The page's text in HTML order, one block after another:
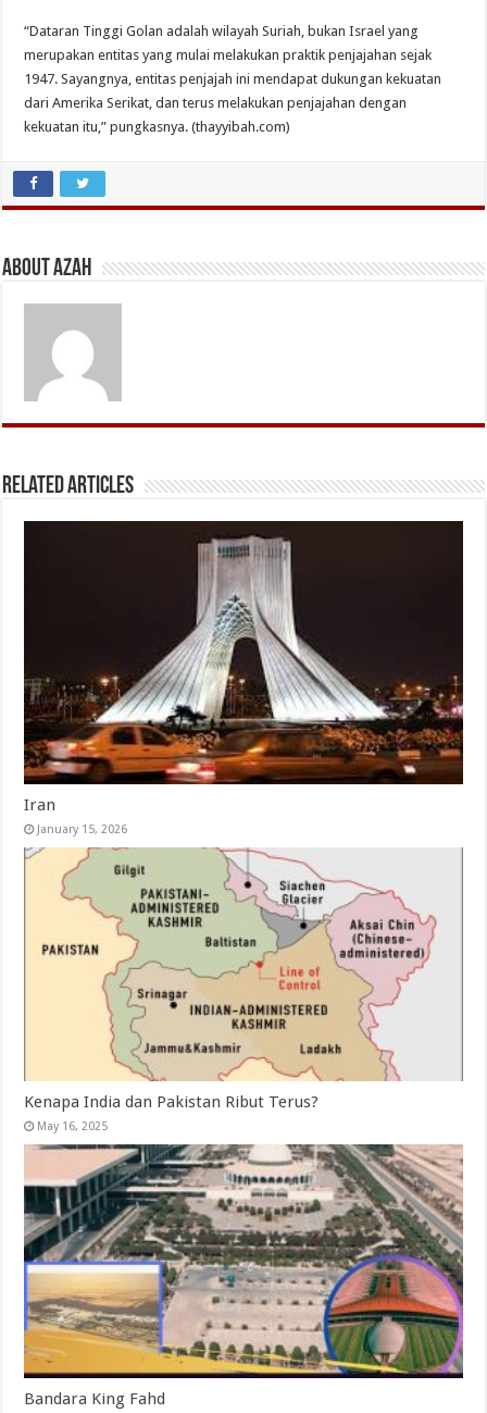
“Dataran Tinggi Golan adalah wilayah Suriah, bukan Israel yang
merupakan entitas yang mulai melakukan praktik penjajahan sejak
1947. Sayangnya, entitas penjajah ini mendapat dukungan kekuatan
dari Amerika Serikat, dan terus melakukan penjajahan dengan
kekuatan itu,” pungkasnya. (thayyibah.com)
About Azah
Related Articles
Iran
January 15, 2026
Kenapa India dan Pakistan Ribut Terus?
May 16, 2025
Bandara King Fahd